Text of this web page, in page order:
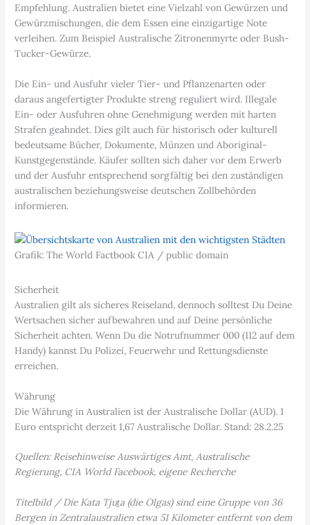
Empfehlung. Australien bietet eine Vielzahl von Gewürzen und
Gewürzmischungen, die dem Essen eine einzigartige Note
verleihen. Zum Beispiel Australische Zitronenmyrte oder Bush-
Tucker-Gewürze.
Die Ein- und Ausfuhr vieler Tier- und Pflanzenarten oder
daraus angefertigter Produkte streng reguliert wird. Illegale
Ein- oder Ausfuhren ohne Genehmigung werden mit harten
Strafen geahndet. Dies gilt auch für historisch oder kulturell
bedeutsame Bücher, Dokumente, Münzen und Aboriginal-
Kunstgegenstände. Käufer sollten sich daher vor dem Erwerb
und der Ausfuhr entsprechend sorgfältig bei den zuständigen
australischen beziehungsweise deutschen Zollbehörden
informieren.
Grafik: The World Factbook CIA / public domain
Sicherheit
Australien gilt als sicheres Reiseland, dennoch solltest Du Deine
Wertsachen sicher aufbewahren und auf Deine persönliche
Sicherheit achten. Wenn Du die Notrufnummer 000 (112 auf dem
Handy) kannst Du Polizei, Feuerwehr und Rettungsdienste
erreichen.
Währung
Die Währung in Australien ist der Australische Dollar (AUD). 1
Euro entspricht derzeit 1,67 Australische Dollar. Stand: 28.2.25
Quellen: Reisehinweise Auswärtiges Amt, Australische
Regierung, CIA World Facebook, eigene Recherche
Titelbild / Die Kata Tjuṯa (die Olgas) sind eine Gruppe von 36
Bergen in Zentralaustralien etwa 51 Kilometer entfernt von dem